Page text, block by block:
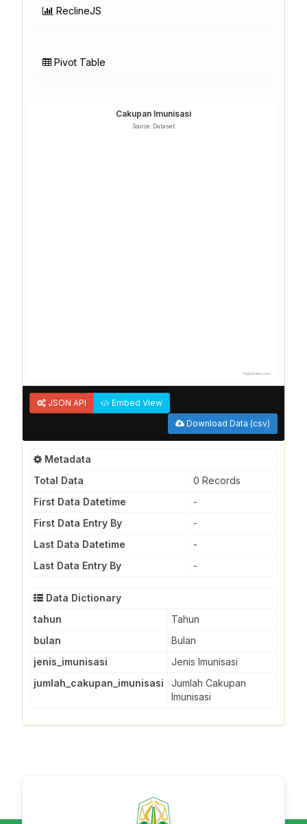
ReclineJS
Pivot Table
Cakupan Imunisasi
Source: Dataset
Highcharts.com
JSON API
Embed View
Download Data (csv)
Metadata
Total Data
0 Records
First Data Datetime
-
First Data Entry By
-
Last Data Datetime
-
Last Data Entry By
-
Data Dictionary
tahun
Tahun
bulan
Bulan
jenis_imunisasi
Jenis Imunisasi
jumlah_cakupan_imunisasi
Jumlah Cakupan
Imunisasi